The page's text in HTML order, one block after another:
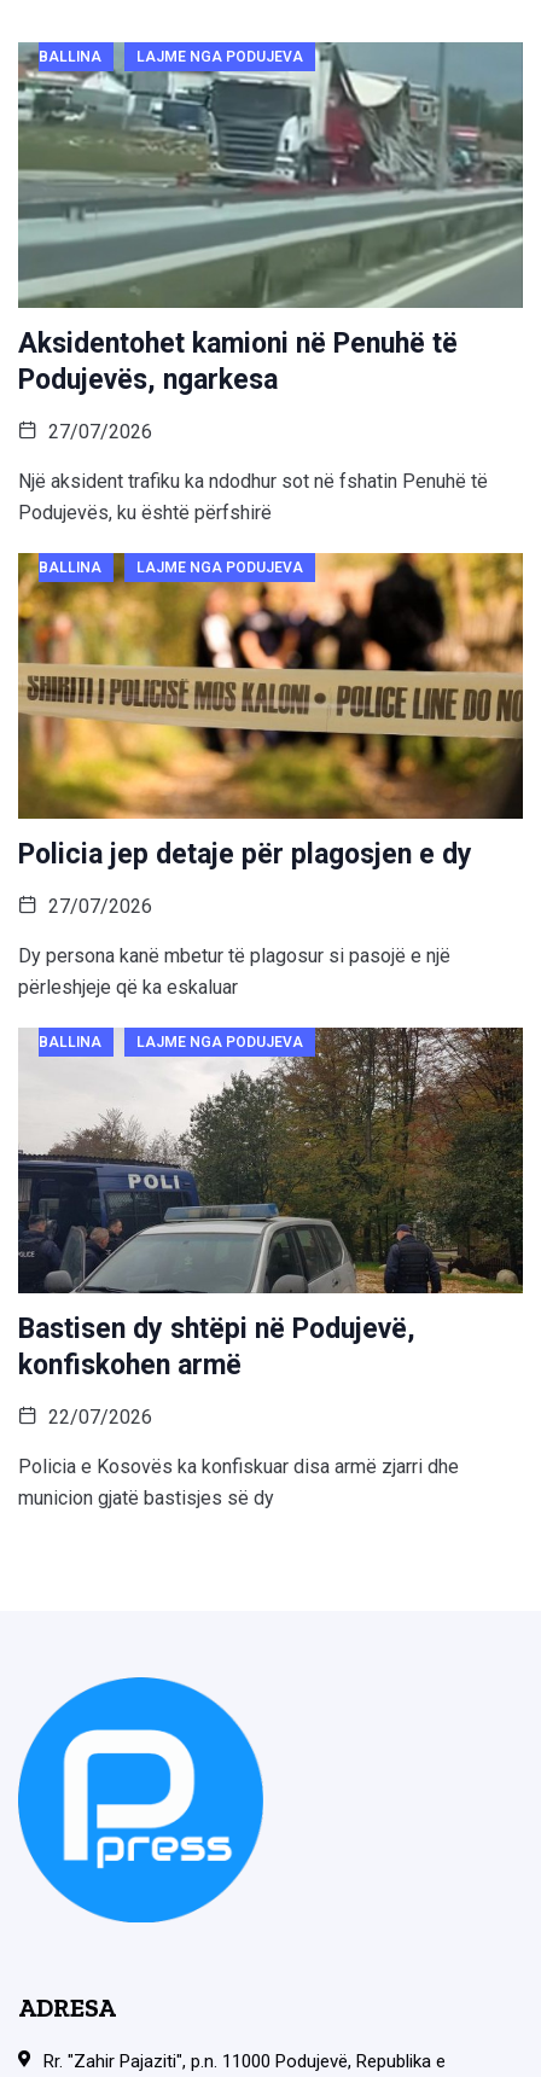
BALLINA LAJME NGA PODUJEVA
Aksidentohet kamioni në Penuhë të
Podujevës, ngarkesa
27/07/2026
Një aksident trafiku ka ndodhur sot në fshatin Penuhë të
Podujevës, ku është përfshirë
BALLINA LAJME NGA PODUJEVA
Policia jep detaje për plagosjen e dy
27/07/2026
Dy persona kanë mbetur të plagosur si pasojë e një
përleshjeje që ka eskaluar
BALLINA LAJME NGA PODUJEVA
Bastisen dy shtëpi në Podujevë,
konfiskohen armë
22/07/2026
Policia e Kosovës ka konfiskuar disa armë zjarri dhe
municion gjatë bastisjes së dy
ADRESA
Rr. "Zahir Pajaziti", p.n. 11000 Podujevë, Republika e